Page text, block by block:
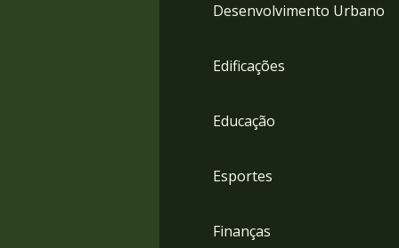
Desenvolvimento Urbano
Edificações
Educação
Esportes
Finanças